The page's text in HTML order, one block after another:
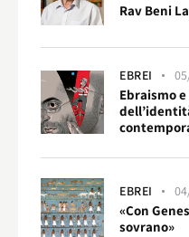
Rav Beni
EBREI
Ebraismo
EBREI
«Con
sovrano»